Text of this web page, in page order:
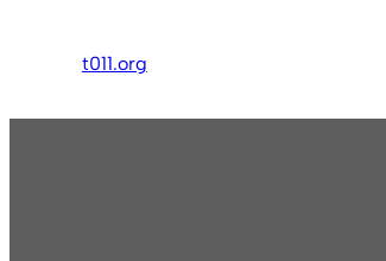
ス
t011.org